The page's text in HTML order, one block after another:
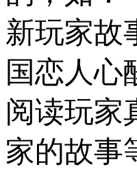
新玩家故
国恋人心
阅读玩家
家的故事